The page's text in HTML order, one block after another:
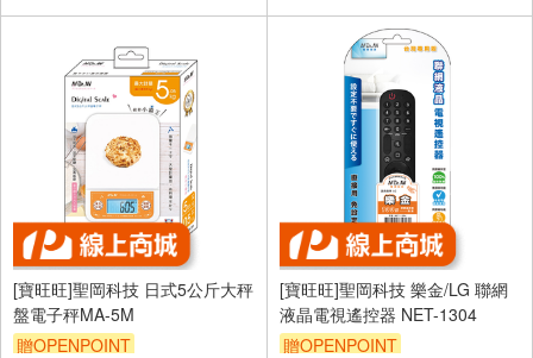
[寶旺旺]聖岡科技 日式5公斤大秤
盤電子秤MA-5M
贈OPENPOINT
[寶旺旺]聖岡科技 樂金/LG 聯網
液晶電視遙控器 NET-1304
贈OPENPOINT